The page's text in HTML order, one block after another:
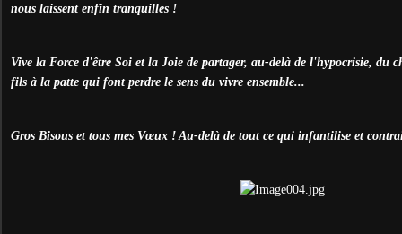
nous laissent enfin tranquilles !
Vive la Force d'être Soi et la Joie de partager, au-delà de l'hypocrisie, du
fils à la patte qui font perdre le sens du vivre ensemble...
Gros Bisous et tous mes Vœux ! Au-delà de tout ce qui infantilise et